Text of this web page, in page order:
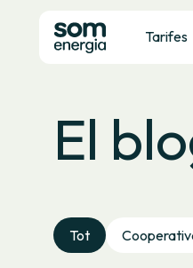
Tarifes
El
Tot